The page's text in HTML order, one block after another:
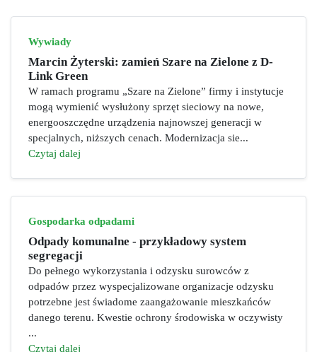
Wywiady
Marcin Żyterski: zamień Szare na Zielone z D-
Link Green
W ramach programu „Szare na Zielone” firmy i instytucje
mogą wymienić wysłużony sprzęt sieciowy na nowe,
energooszczędne urządzenia najnowszej generacji w
specjalnych, niższych cenach. Modernizacja sie...
Czytaj dalej
Gospodarka odpadami
Odpady komunalne - przykładowy system
segregacji
Do pełnego wykorzystania i odzysku surowców z
odpadów przez wyspecjalizowane organizacje odzysku
potrzebne jest świadome zaangażowanie mieszkańców
danego terenu. Kwestie ochrony środowiska w oczywisty
...
Czytaj dalej